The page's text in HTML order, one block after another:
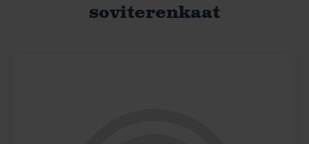
soviterenkaat